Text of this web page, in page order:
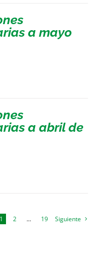
a mayo
a abril de
1 2 … 19 Siguiente